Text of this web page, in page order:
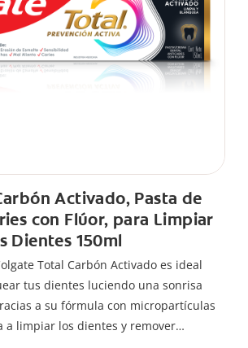
Activado, Pasta de
con Flúor, para Limpiar
Dientes 150ml
Total Carbón Activado es ideal
tus dientes luciendo una sonrisa
a su fórmula con micropartículas
a limpiar los dientes y remover